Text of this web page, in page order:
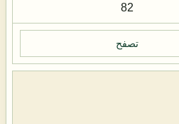
82
تصفح